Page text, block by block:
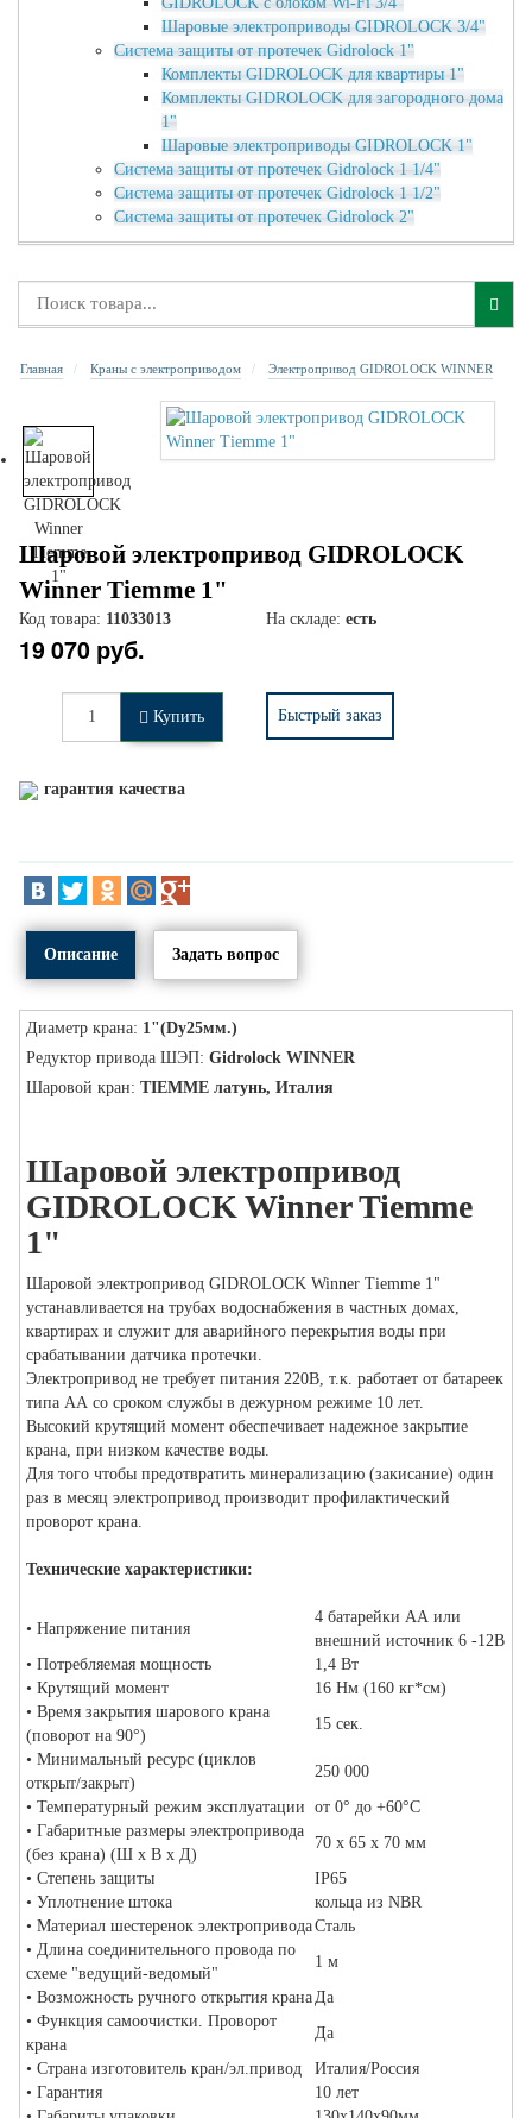
Шаровые электроприводы GIDROLOCK 3/4"
Система защиты от протечек Gidrolock 1"
Комплекты GIDROLOCK для квартиры 1"
Комплекты GIDROLOCK для загородного дома
1"
Шаровые электроприводы GIDROLOCK 1"
Система защиты от протечек Gidrolock 1 1/4"
Система защиты от протечек Gidrolock 1 1/2"
Система защиты от протечек Gidrolock 2"
Главная Краны с электроприводом Электропривод GIDROLOCK WINNER
Шаровой электропривод GIDROLOCK
Winner Tiemme 1"
Код товара: 11033013 На складе: есть
19 070 руб.
Купить Быстрый заказ
гарантия качества
Описание Задать вопрос
Диаметр крана: 1"(Dy25мм.)
Редуктор привода ШЭП: Gidrolock WINNER
Шаровой кран: TIEMME латунь, Италия
Шаровой электропривод
GIDROLOCK Winner Tiemme
1"
Шаровой электропривод GIDROLOCK Winner Tiemme 1"
устанавливается на трубах водоснабжения в частных домах,
квартирах и служит для аварийного перекрытия воды при
срабатывании датчика протечки.
Электропривод не требует питания 220В, т.к. работает от батареек
типа АА со сроком службы в дежурном режиме 10 лет.
Высокий крутящий момент обеспечивает надежное закрытие
крана, при низком качестве воды.
Для того чтобы предотвратить минерализацию (закисание) один
раз в месяц электропривод производит профилактический
проворот крана.
Технические характеристики:
• Напряжение питания
4 батарейки АА или
внешний источник 6 -12В
• Потребляемая мощность
1,4 Вт
• Крутящий момент
16 Нм (160 кг*см)
• Время закрытия шарового крана
(поворот на 90°)
15 сек.
• Минимальный ресурс (циклов
открыт/закрыт)
250 000
• Температурный режим эксплуатации от 0° до +60°С
• Габаритные размеры электропривода
(без крана) (Ш х В х Д)
70 х 65 х 70 мм
• Степень защиты
IP65
• Уплотнение штока
кольца из NBR
• Материал шестеренок электроприводаСталь
• Длина соединительного провода по
схеме "ведущий-ведомый"
1 м
• Возможность ручного открытия кранаДа
• Функция самоочистки. Проворот
крана
Да
• Страна изготовитель кран/эл.привод
Италия/Россия
• Гарантия
10 лет